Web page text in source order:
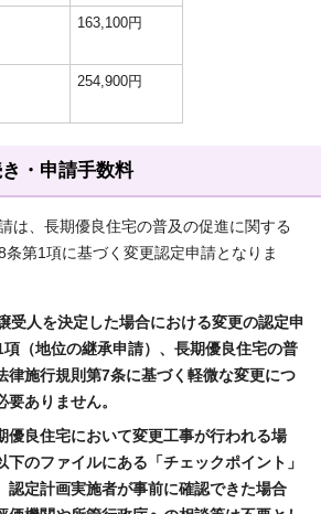
163,100円
254,900円
き・申請手数料
は、長期優良住宅の普及の促進に関する
第1項に基づく変更認定申請となりま
受人を決定した場合における変更の認定申
（地位の継承申請）、長期優良住宅の普
律施行規則第7条に基づく軽微な変更につ
ありません。
優良住宅において変更工事が行われる場
下のファイルにある「チェックポイント」
認定計画実施者が事前に確認できた場合